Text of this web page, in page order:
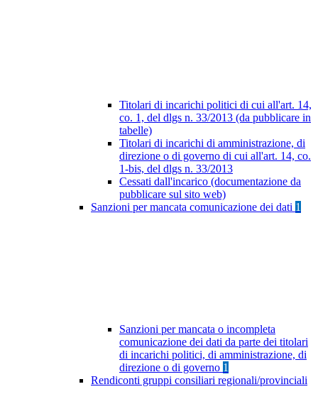
Titolari di incarichi politici di cui all'art. 14,
co. 1, del dlgs n. 33/2013 (da pubblicare in
tabelle)
Titolari di incarichi di amministrazione, di
direzione o di governo di cui all'art. 14, co.
1-bis, del dlgs n. 33/2013
Cessati dall'incarico (documentazione da
pubblicare sul sito web)
Sanzioni per mancata comunicazione dei dati 1
Sanzioni per mancata o incompleta
comunicazione dei dati da parte dei titolari
di incarichi politici, di amministrazione, di
direzione o di governo 1
Rendiconti gruppi consiliari regionali/provinciali